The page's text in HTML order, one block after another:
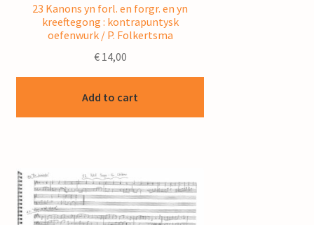
23 Kanons yn forl. en forgr. en yn
kreeftegong : kontrapuntysk
oefenwurk / P. Folkertsma
€14,00
Add to cart